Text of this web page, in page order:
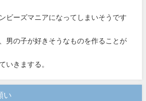
ビーズマニアになってしまいそうです
男の子が好きそうなものを作ることが
いきまする。
い